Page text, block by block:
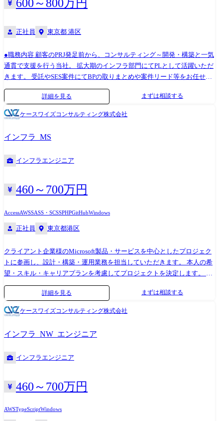
600～800万円
正社員 東京都 港区
●職務内容 顧客のPRJ発足前から、コンサルティング～開発・構築と一気
通貫で支援を行う当社。 拡大期のインフラ部門にてPLとして活躍いただ
きます。 受託やSES案件にてBPの取りまとめや案件リード等をお任せす
る予定です。 ●具体的な業務 プロジェクトリーダーとして現場での案件
管理やメンバー・BPの取り纏めやリードをお任せします。現在は受諾・
SES案件中心ですが、請負・プライム案件にチームで参画できる体制構
築を進めています。 また、関係値の深い大手SIerなどの案件にPM,PMO
とができます。コンサル・開発と三位一体となり、ともに事業を成長さ
詳細を見る まずは相談する
ケースワイズコンサルティング株式会社
インフラ_MS
インフラエンジニア
460～700万円
AccessAWSSASS・SCSSPHPGitHubWindows
正社員 東京都港区
クライアント企業様のMicrosoft製品・サービスを中心としたプロジェク
トに参画し、設計・構築・運用業務を担当していただきます。 本人の希
望・スキル・キャリアプランを考慮してプロジェクトを決定します。 ・
Microsoft Azureを用いたクラウド設計・構築・運用 ・ Microsoft
365(Exchange / SharePoint / Teams)の導入・運用支援 ・ Active Directory /
Entra ID/ Intuneの設計・管理 ・ Windows Server環境の構築・運用 ・
Power Platformによる業務改善 ・ 顧客先での技術支援・トラブルシュー
アファーストの取り組み ① 案件選択制 エンジニアの希望をもとに案件
を提示し、本人の合意のもとで参画先を決定します。 ② 単価UPで給与
UP 案件単価をベースに昇給を決定し、スキルアップに応じて収入アップ
全額支給されます。 ④ キャリア支援 定期的なキャリア面談を実施し、
スキルアップにつながる案件を優先的に提案します。
詳細を見る まずは相談する
ケースワイズコンサルティング株式会社
インフラ_NW_エンジニア
インフラエンジニア
460～700万円
AWSTypeScriptWindows